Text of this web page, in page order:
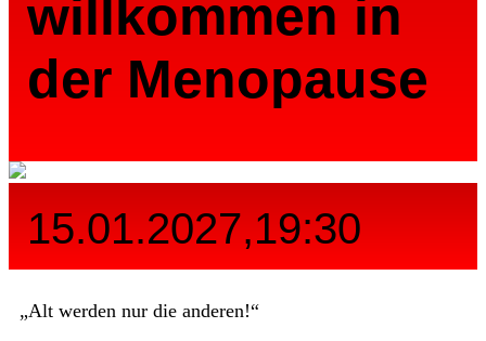
willkommen in
der Menopause
15.01.2027,19:30
„Alt werden nur die anderen!“